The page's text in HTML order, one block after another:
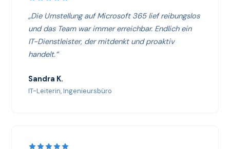
„Die Umstellung auf Microsoft 365 lief reibungslos
und das Team war immer erreichbar. Endlich ein
IT-Dienstleister, der mitdenkt und proaktiv
handelt.“
Sandra K.
IT-Leiterin, Ingenieursbüro